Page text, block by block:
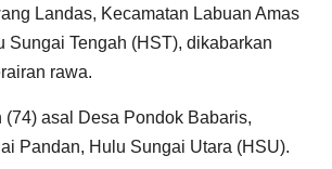
Landas, Kecamatan Labuan Amas
Sungai Tengah (HST), dikabarkan
rawa.
(74) asal Desa Pondok Babaris,
Pandan, Hulu Sungai Utara (HSU).